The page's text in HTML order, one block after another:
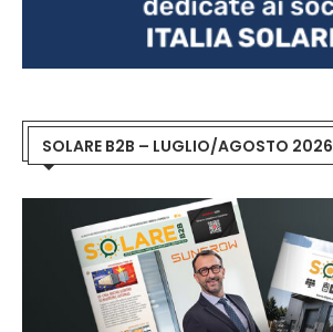
SOLARE B2B – LUGLIO/AGOSTO 2026